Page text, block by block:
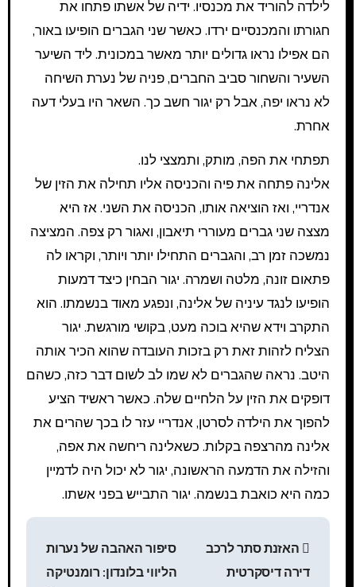
לילדה להוריד את מכנסיו. ידיה של אשתו פתחו את
חגורתו והמכנסיים ירדו. כאשר שני הגברים הופיעו באור,
הם אפילו נראו גדולים יותר מאשר במכונית. ליד השיער
השעיר והשחור סביב החברים, פניה של נערת השיחה
לא נראו יפה, אבל רק יגור חשב כך. השאר היו בעלי דעה
אחרת.
תפתחי את הפה, מותק, ותמצצי לנו.
אלינה פתחה את פיה והכניסה אליו תחילה את הזין של
אנדריי, ואז הוציאה אותו, הכניסה את השני. אז היא
מצצה שני גברים מעוררי תיאבון, ואגור רק צפה. המציצה
נמשכה זמן רב, והגברים התחילו יותר ויותר, וקראו לה
פתאום זונה, מלטה ושמרה. יגור הבחין כיצד דמעות
הופיעו לנגד עיניה של אלינה, ונפגע מאוד בנשמתו. הוא
התקרב וידא שהיא בוכה מעט, בקושי מורגשת. יגור
הצליח לזהות זאת רק בזכות העובדה שהוא הכיר אותה
היטב. נראה שהגברים לא שמו לב לשום דבר כזה, כשהם
דופקים את הזין על הלחיים שלה. כאשר ראשיד הציע
להפוך את הילדה לסרטן, אנדריי עזר לו בכך שהרים את
אלינה מהרצפה בקלות. כשאלינה ריחשה את אפה,
והזילה את הדמעה הראשונה, יגור לא יכול היה לדמיין
כמה היא כואבת בנשמה. יגור התבייש בפני אשתו.
Н
האזנת סתר לרכב
דירה דיסקרטית
סיפור האהבה של נערות
הליווי בלונדון: רומנטיקה